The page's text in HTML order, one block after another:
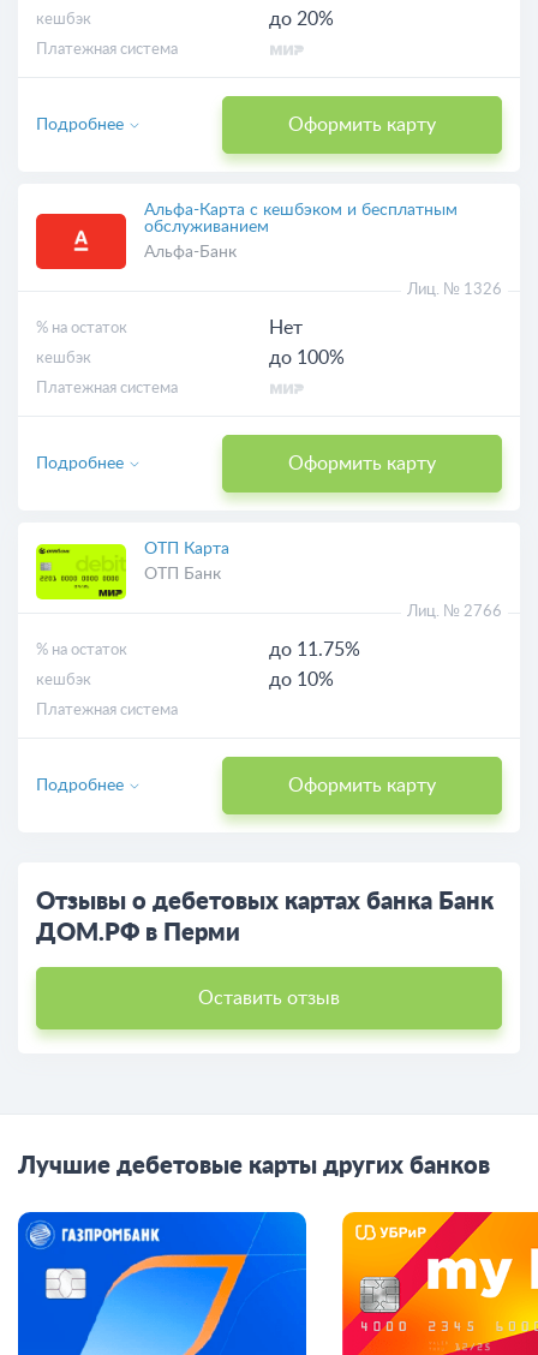
кешбэк до 20%
Платежная система
Оформить карту
Подробнее
Альфа-Карта с кешбэком и бесплатным
обслуживанием
Альфа-Банк
Лиц. № 1326
% на остаток Нет
кешбэк до 100%
Платежная система
Оформить карту
Подробнее
ОТП Карта
ОТП Банк
Лиц. № 2766
% на остаток до 11.75%
кешбэк до 10%
Платежная система
Оформить карту
Подробнее
Отзывы о дебетовых картах банка Банк
ДОМ.РФ в Перми
Оставить отзыв
Лучшие дебетовые карты других банков